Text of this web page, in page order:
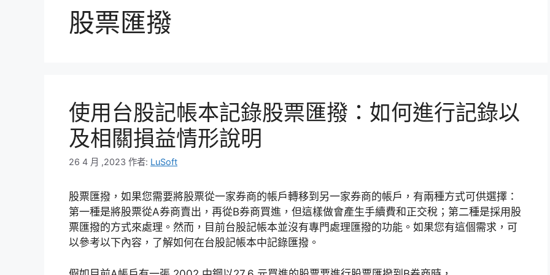
股票匯撥
使用台股記帳本記錄股票匯撥：如何進行記錄以
及相關損益情形說明
26 4 月 ,2023 作者: LuSoft
股票匯撥，如果您需要將股票從一家券商的帳戶轉移到另一家券商的帳戶，有兩種方式可供選擇：
第一種是將股票從A券商賣出，再從B券商買進，但這樣做會產生手續費和正交稅；第二種是採用股
票匯撥的方式來處理。然而，目前台股記帳本並沒有專門處理匯撥的功能。如果您有這個需求，可
以參考以下內容，了解如何在台股記帳本中記錄匯撥。